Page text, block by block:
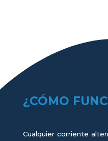
¿CÓMO
Cualquier corriente